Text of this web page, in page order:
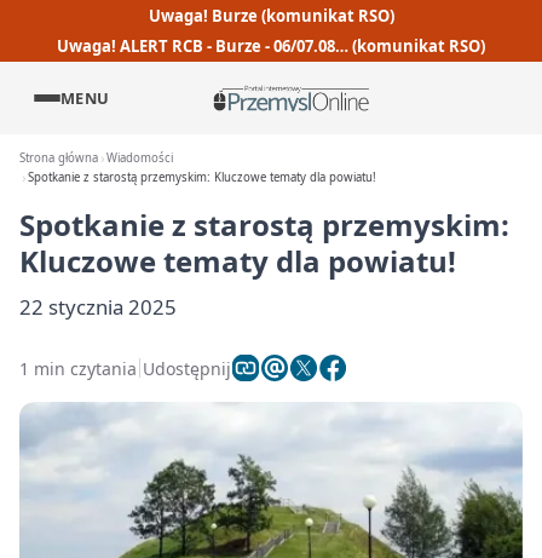
Uwaga! Burze (komunikat RSO)
Uwaga! ALERT RCB - Burze - 06/07.08… (komunikat RSO)
MENU
Strona główna Wiadomości
Spotkanie z starostą przemyskim: Kluczowe tematy dla powiatu!
Spotkanie z starostą przemyskim:
Kluczowe tematy dla powiatu!
22 stycznia 2025
1 min czytania Udostępnij